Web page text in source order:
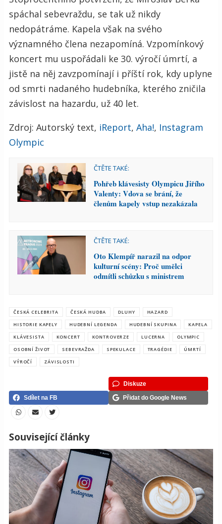
spáchal sebevraždu, se tak už nikdy
nedopátráme. Kapela však na svého
významného člena nezapomíná. Vzpomínkový
koncert mu uspořádali ke 30. výročí úmrtí, a
jistě na něj zavzpomínají i příští rok, kdy uplyne
od smrti nadaného hudebníka, kterého zničila
závislost na hazardu, už 40 let.
Zdroj: Autorský text, iReport, Aha!, Instagram
Olympic
ČTĚTE TAKÉ:
Pohřeb klávesisty Olympicu Jiřího
Valenty: Vdova se brání, že
členům kapely vstup nezakázala
ČTĚTE TAKÉ:
Oto Klempíř narazil na odpor
kulturní scény: Proč umělci
odmítli schůzku s ministrem
ČESKÁ CELEBRITA ČESKÁ HUDBA DLUHY
HAZARD
HISTORIE KAPELY
HUDEBNÍ LEGENDA HUDEBNÍ SKUPINA
KAPELA
KLÁVESISTA
KONCERT KONTROVERZE LUCERNA
OLYMPIC
OSOBNÍ ŽIVOT
SEBEVRAŽDA SPEKULACE TRAGÉDIE
ÚMRTÍ
VÝROČÍ
ZÁVISLOSTI
Diskuze
Sdílet na FB
Přidat do Google News
Související články